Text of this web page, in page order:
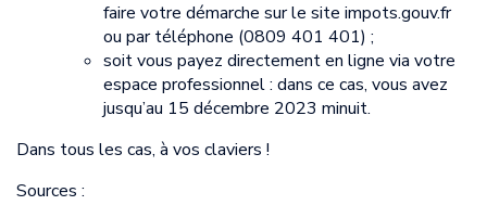
faire votre démarche sur le site impots.gouv.fr
ou par téléphone (0809 401 401) ;
soit vous payez directement en ligne via votre
espace professionnel : dans ce cas, vous avez
jusqu’au 15 décembre 2023 minuit.
Dans tous les cas, à vos claviers !
Sources :